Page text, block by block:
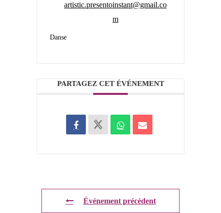
artistic.presentoinstant@gmail.co
m
Danse
PARTAGEZ CET ÉVÉNEMENT
Événement précédent